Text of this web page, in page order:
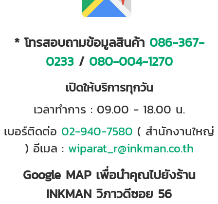
* โทรสอบถามข้อมูลสินค้า 086-367-
0233/ 080-004-1270
เปิดให้บริการทุกวัน
เวลาทำการ : 09.00 - 18.00 น.
เบอร์ติดต่อ 02-940-7580 ( สำนักงานใหญ่
) อีเมล : wiparat_r@inkman.co.th
Google MAP เพื่อนำคุณไปยังร้าน
INKMAN วิภาวดีซอย 56